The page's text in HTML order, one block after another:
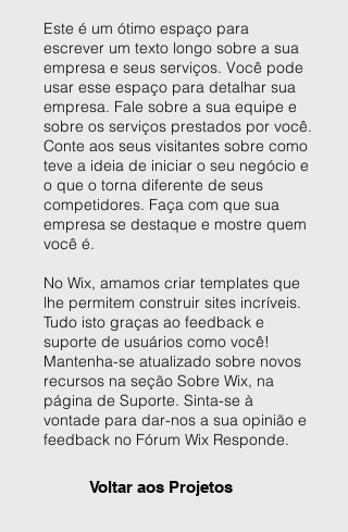
Este é um ótimo espaço para
escrever um texto longo sobre a sua
empresa e seus serviços. Você pode
usar esse espaço para detalhar sua
empresa. Fale sobre a sua equipe e
sobre os serviços prestados por você.
Conte aos seus visitantes sobre como
teve a ideia de iniciar o seu negócio e
o que o torna diferente de seus
competidores. Faça com que sua
empresa se destaque e mostre quem
você é.
No Wix, amamos criar templates que
lhe permitem construir sites incríveis.
Tudo isto graças ao feedback e
suporte de usuários como você!
Mantenha-se atualizado sobre novos
recursos na seção Sobre Wix, na
página de Suporte. Sinta-se à
vontade para dar-nos a sua opinião e
feedback no Fórum Wix Responde.
Voltar aos Projetos